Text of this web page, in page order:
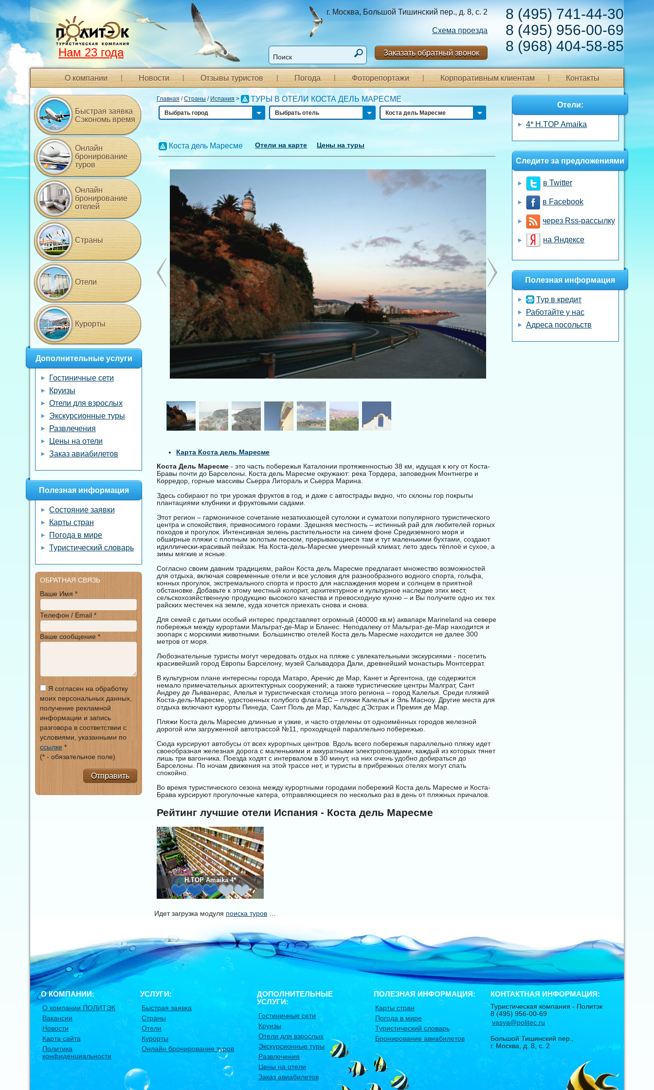
8 (495) 741-44-30
8 (495) 956-00-69
8 (968) 404-58-85
г. Москва, Большой Тишинский пер., д. 8, с. 2
Схема проезда
Заказать обратный звонок
Нам 23 года
О компании Новости Отзывы туристов Погода Фоторепортажи Корпоративным клиентам Контакты
Главная /Страны / Испания > ТУРЫ В ОТЕЛИ КОСТА ДЕЛЬ МАРЕСМЕ
Выбрать город Выбрать отель Коста дель Маресме
Коста дель Маресме Отели на карте Цены на туры
Карта Коста дель Маресме
Коста Дель Маресме - это часть побережья Каталонии протяженностью 38 км, идущая к югу от Коста-
Бравы почти до Барселоны. Коста дель Маресме окружают: река Тордера, заповедник Монтнегре и
Корредор, горные массивы Сьерра Литораль и Сьерра Марина.
Здесь собирают по три урожая фруктов в год, и даже с автострады видно, что склоны гор покрыты
плантациями клубники и фруктовыми садами.
Этот регион – гармоничное сочетание незатихающей сутолоки и суматохи популярного туристического
центра и спокойствия, привносимого горами. Здешняя местность – истинный рай для любителей горных
походов и прогулок. Интенсивная зелень растительности на синем фоне Средиземного моря и
обширные пляжи с плотным золотым песком, прерывающиеся там и тут маленькими бухтами, создают
идиллически-красивый пейзаж. На Коста-дель-Маресме умеренный климат, лето здесь тёплоё и сухое, а
зимы мягкие и ясные.
Согласно своим давним традициям, район Коста дель Маресме предлагает множество возможностей
для отдыха, включая современные отели и все условия для разнообразного водного спорта, гольфа,
конных прогулок, экстремального спорта и просто для наслаждения морем и солнцем в приятной
обстановке. Добавьте к этому местный колорит, архитектурное и культурное наследие этих мест,
сельскохозяйственную продукцию высокого качества и превосходную кухню – и Вы получите одно их тех
райских местечек на земле, куда хочется приехать снова и снова.
Для семей с детьми особый интерес представляет огромный (40000 кв.м) аквапарк Marineland на севере
побережья между курортами Мальграт-де-Мар и Бланес. Неподалеку от Мальграт-де-Мар находится и
зоопарк с морскими животными. Большинство отелей Коста дель Маресме находится не далее 300
метров от моря.
Любознательные туристы могут чередовать отдых на пляже с увлекательными экскурсиями - посетить
красивейший город Европы Барселону, музей Сальвадора Дали, древнейший монастырь Монтсеррат.
В культурном плане интересны города Матаро, Аренис де Мар, Канет и Аргентона, где содержится
немало примечательных архитектурных сооружений; а также туристические центры Малграт, Сант
Андреу де Льяванерас, Алелья и туристическая столица этого региона – город Калелья. Среди пляжей
Коста-дель-Маресме, удостоенных голубого флага ЕС – пляжи Калелья и Эль Масноу. Другие места для
отдыха включают курорты Пинеда, Сант Поль де Мар, Кальдес д’Эстрак и Премия де Мар.
Пляжи Коста дель Маресме длинные и узкие, и часто отделены от одноимённых городов железной
дорогой или загруженной автотрассой №11, проходящей параллельно побережью.
Сюда курсируют автобусы от всех курортных центров. Вдоль всего побережья параллельно пляжу идет
своеобразная железная дорога с маленькими и аккуратными электропоездами, каждый из которых тянет
лишь три вагончика. Поезда ходят с интервалом в 30 минут, на них очень удобно добираться до
Барселоны. По ночам движения на этой трассе нет, и туристы в прибрежных отелях могут спать
спокойно.
Во время туристического сезона между курортными городами побережий Коста дель Маресме и Коста-
Брава курсируют прогулочные катера, отправляющиеся по несколько раз в день от пляжных причалов.
Рейтинг лучшие отели Испания - Коста дель Маресме
H.TOP Amaika 4*
Быстрая заявка
Сэкономь время
Онлайн
бронирование
туров
Онлайн
бронирование
отелей
Страны
Отели
Курорты
Дополнительные услуги
Гостиничные сети
Круизы
Отели для взрослых
Экскурсионные туры
Развлечения
Цены на отели
Заказ авиабилетов
Полезная информация
Состояние заявки
Карты стран
Погода в мире
Туристический словарь
ОБРАТНАЯ СВЯЗЬ
Ваше Имя *
Телефон / Email *
Ваше сообщение *
Я согласен на обработку
моих персональных данных,
получение рекламной
информации и запись
разговора в соответствии с
условиями, указанными по
ссылке *
(* - обязательное поле)
Отправить
Отели:
4* H.TOP Amaika
Следите за предложениями
в Twitter
в Facebook
через Rss-рассылку
на Яндексе
Полезная информация
Тур в кредит
Работайте у нас
Адреса посольств
Идет загрузка модуля поиска туров
О КОМПАНИИ:
О компании ПОЛИТЭК
Вакансии
Новости
Карта сайта
Политика
конфиденциальности
УСЛУГИ:
Быстрая заявка
Страны
Отели
Курорты
Онлайн бронирование туров
ДОПОЛНИТЕЛЬНЫЕ
УСЛУГИ:
Гостиничные сети
Круизы
Отели для взрослых
Экскурсионные туры
Развлечения
Цены на отели
Заказ авиабилетов
ПОЛЕЗНАЯ ИНФОРМАЦИЯ:
Карты стран
Погода в мире
Туристический словарь
Бронирование авиабилетов
КОНТАКТНАЯ ИНФОРМАЦИЯ:
Туристическая компания - Политэк
8 (495) 956-00-69
vasya@politec.ru
Большой Тишинский пер.,
г. Москва
д. 8, с. 2